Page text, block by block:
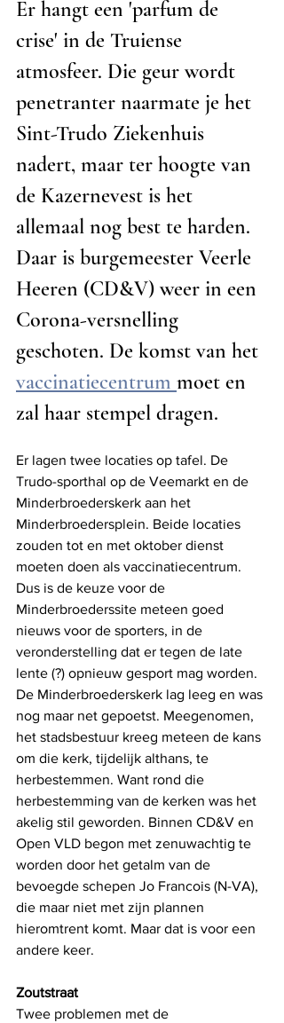
Er hangt een 'parfum de
crise' in de Truiense
atmosfeer. Die geur wordt
penetranter naarmate je het
Sint-Trudo Ziekenhuis
nadert, maar ter hoogte van
de Kazernevest is het
allemaal nog best te harden.
Daar is burgemeester Veerle
Heeren (CD&V) weer in een
Corona-versnelling
geschoten. De komst van het
vaccinatiecentrum moet en
zal haar stempel dragen.
Er lagen twee locaties op tafel. De
Trudo-sporthal op de Veemarkt en de
Minderbroederskerk aan het
Minderbroedersplein. Beide locaties
zouden tot en met oktober dienst
moeten doen als vaccinatiecentrum.
Dus is de keuze voor de
Minderbroederssite meteen goed
nieuws voor de sporters, in de
veronderstelling dat er tegen de late
lente (?) opnieuw gesport mag worden.
De Minderbroederskerk lag leeg en was
nog maar net gepoetst. Meegenomen,
het stadsbestuur kreeg meteen de kans
om die kerk, tijdelijk althans, te
herbestemmen. Want rond die
herbestemming van de kerken was het
akelig stil geworden. Binnen CD&V en
Open VLD begon met zenuwachtig te
worden door het getalm van de
bevoegde schepen Jo Francois (N-VA),
die maar niet met zijn plannen
hieromtrent komt. Maar dat is voor een
andere keer.
Zoutstraat
Twee problemen met de